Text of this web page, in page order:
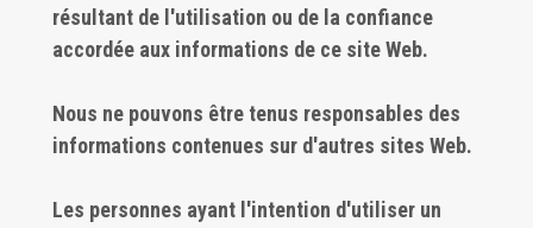
résultant de l'utilisation ou de la confiance
accordée aux informations de ce site Web.
Nous ne pouvons être tenus responsables des
informations contenues sur d'autres sites Web.
Les personnes ayant l'intention d'utiliser un